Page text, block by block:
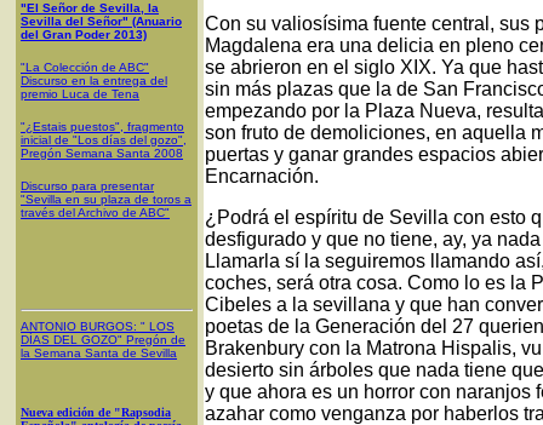
"El Señor de Sevilla, la
Sevilla del Señor" (Anuario
del Gran Poder 2013)
"La Colección de ABC"
Discurso en la entrega del
premio Luca de Tena
"¿Estais puestos", fragmento
inicial de "Los días del gozo",
Pregón Semana Santa 2008
Discurso para presentar
"Sevilla en su plaza de toros a
través del Archivo de ABC"
ANTONIO BURGOS: " LOS
DÍAS DEL GOZO" Pregón de
la Semana Santa de Sevilla
Nueva edición de "Rapsodia
Con su valiosísima fuente central, sus
Magdalena era una delicia en pleno
se abrieron en el siglo XIX. Ya que
sin más plazas que la de San
empezando por la Plaza Nueva,
son fruto de demoliciones, en aquella
puertas y ganar grandes espacios
Encarnación.
¿Podrá el espíritu de Sevilla con esto
desfigurado y que no tiene, ay, ya
Llamarla sí la seguiremos llamando
coches, será otra cosa. Como lo es la
Cibeles a la sevillana y que han
poetas de la Generación del 27
Brakenbury con la Matrona Hispalis,
desierto sin árboles que nada tiene
y que ahora es un horror con naranjos
azahar como venganza por haberlos